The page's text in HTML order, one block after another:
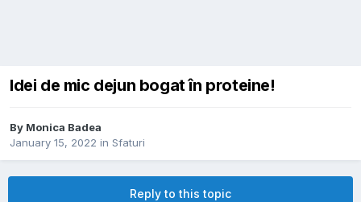
Idei de mic dejun bogat în proteine!
By Monica Badea
January 15, 2022 in Sfaturi
Reply to this topic